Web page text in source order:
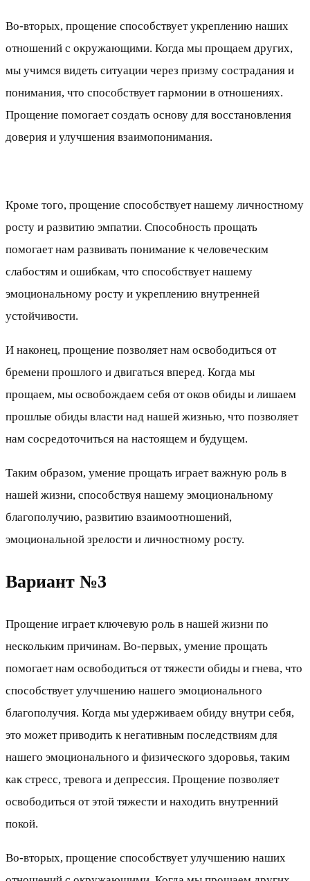
Во-вторых, прощение способствует укреплению наших
отношений с окружающими. Когда мы прощаем других,
мы учимся видеть ситуации через призму сострадания и
понимания, что способствует гармонии в отношениях.
Прощение помогает создать основу для восстановления
доверия и улучшения взаимопонимания.
Кроме того, прощение способствует нашему личностному
росту и развитию эмпатии. Способность прощать
помогает нам развивать понимание к человеческим
слабостям и ошибкам, что способствует нашему
эмоциональному росту и укреплению внутренней
устойчивости.
И наконец, прощение позволяет нам освободиться от
бремени прошлого и двигаться вперед. Когда мы
прощаем, мы освобождаем себя от оков обиды и лишаем
прошлые обиды власти над нашей жизнью, что позволяет
нам сосредоточиться на настоящем и будущем.
Таким образом, умение прощать играет важную роль в
нашей жизни, способствуя нашему эмоциональному
благополучию, развитию взаимоотношений,
эмоциональной зрелости и личностному росту.
Вариант №3
Прощение играет ключевую роль в нашей жизни по
нескольким причинам. Во-первых, умение прощать
помогает нам освободиться от тяжести обиды и гнева, что
способствует улучшению нашего эмоционального
благополучия. Когда мы удерживаем обиду внутри себя,
это может приводить к негативным последствиям для
нашего эмоционального и физического здоровья, таким
как стресс, тревога и депрессия. Прощение позволяет
освободиться от этой тяжести и находить внутренний
покой.
Во-вторых, прощение способствует улучшению наших